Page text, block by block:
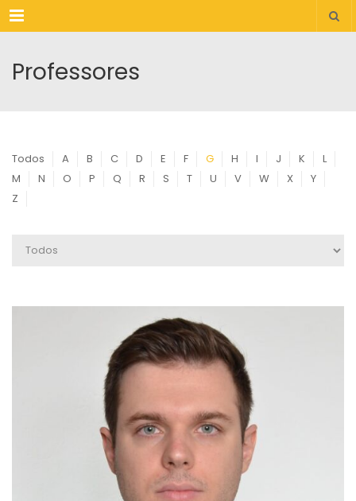
Menu
Professores
Todos A B C D E F G H I J K
L
M
N O P Q R S T U V W X
Y
Z